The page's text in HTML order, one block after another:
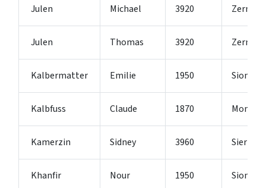
Julen Michael 3920 Zermatt
Julen Thomas 3920 Zermatt
Kalbermatter Emilie 1950 Sion 2
Kalbfuss Claude 1870
Kamerzin Sidney 3960 Sierre
Khanfir Nour 1950 Sion